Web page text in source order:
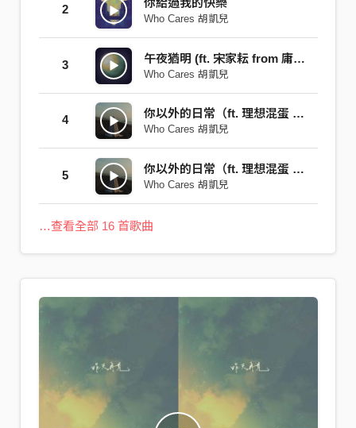
2 你給過我的快樂
Who Cares 胡凱兒
3 午夜猶明 (ft. 宋家耘 from 庸俗救星)
Who Cares 胡凱兒
4 你以外的日常（ft. 理想混蛋 雞丁）
Who Cares 胡凱兒
5 你以外的日常（ft. 理想混蛋 雞丁）
Who Cares 胡凱兒
…查看全部 16 首歌曲